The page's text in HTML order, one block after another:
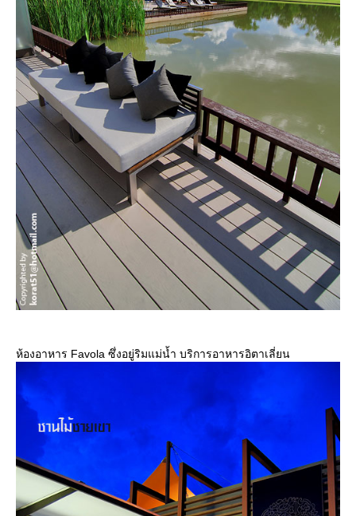
ห้องอาหาร Favola ซึ่งอยู่ริมแม่น้ำ บริการอาหารอิตาเลี่ยน